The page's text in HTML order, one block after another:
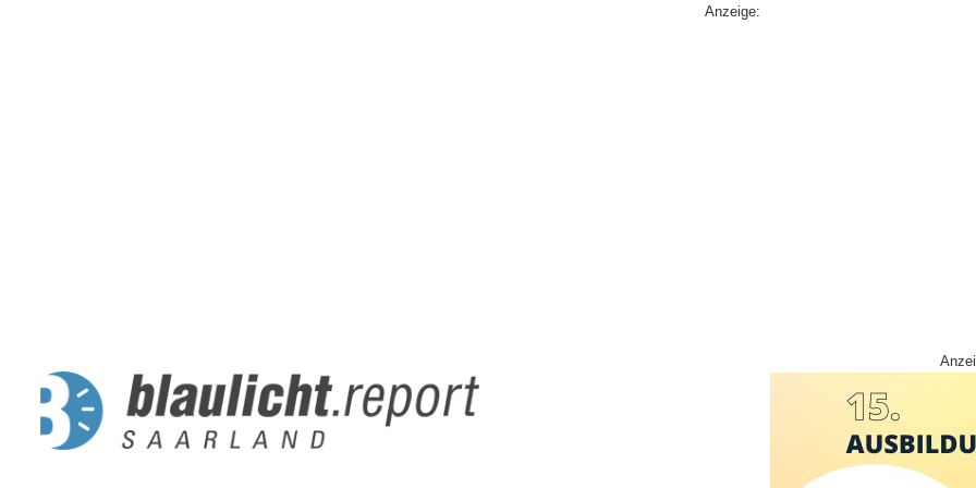
Anzeige: